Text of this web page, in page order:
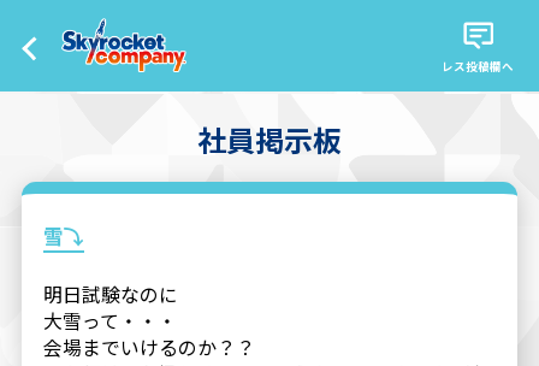
レス投稿欄へ
社員掲示板
雪⤵︎
明日試験なのに
大雪って・・・
会場までいけるのか？？